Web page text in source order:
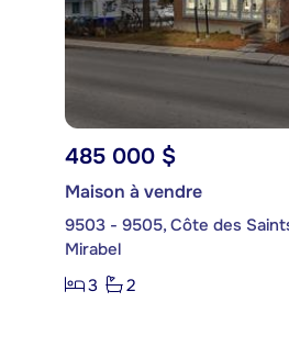
485 000 $
Maison à vendre
9503 - 9505, Côte des
Mirabel
3
2